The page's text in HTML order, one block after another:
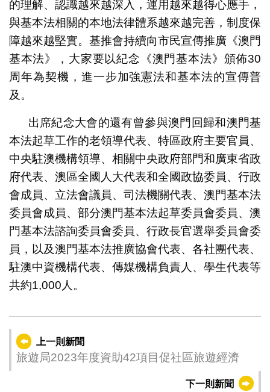
的理解、認識越來越深入，運用越來越得心應手，
與基本法相關的本地法律體系越來越完善，制度保
障越來越堅實。基推會持續向市民宣傳推廣《澳門
基本法》，大家要以紀念《澳門基本法》頒佈30
周年為契機，進一步加強憲法和基本法的宣傳普
及。
出席紀念大會的還有曾參與澳門回歸和澳門基
本法起草工作的老領導代表、特區政府主要官員、
中央駐澳機構領導、相關中央政府部門和廣東省政
府代表、澳區全國人大代表和全國政協委員、行政
會成員、立法會議員、司法機關代表、澳門基本法
委員會成員、部分澳門基本法起草委員會委員、澳
門基本法諮詢委員會委員、行政長官選舉委員會委
員，以及澳門基本法推廣協會代表、各社團代表、
駐澳中資機構代表、傳媒機構負責人、學生代表等
共約1,000人。
上一則新聞
旅遊局2023年度資助42項目促社區旅遊經濟
下一則新聞